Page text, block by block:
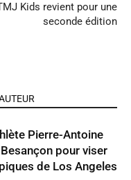
Kids revient pour une
seconde édition
Pierre-Antoine
pour viser
de Los Angeles